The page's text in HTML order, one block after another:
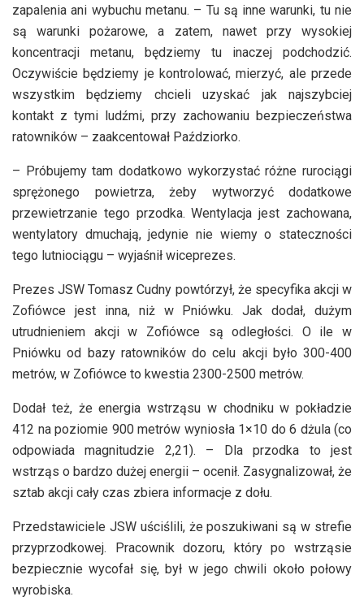
zapalenia ani wybuchu metanu. – Tu są inne warunki, tu nie
są warunki pożarowe, a zatem, nawet przy wysokiej
koncentracji metanu, będziemy tu inaczej podchodzić.
Oczywiście będziemy je kontrolować, mierzyć, ale przede
wszystkim będziemy chcieli uzyskać jak najszybciej
kontakt z tymi ludźmi, przy zachowaniu bezpieczeństwa
ratowników – zaakcentował Paździorko.
– Próbujemy tam dodatkowo wykorzystać różne rurociągi
sprężonego powietrza, żeby wytworzyć dodatkowe
przewietrzanie tego przodka. Wentylacja jest zachowana,
wentylatory dmuchają, jedynie nie wiemy o stateczności
tego lutniociągu – wyjaśnił wiceprezes.
Prezes JSW Tomasz Cudny powtórzył, że specyfika akcji w
Zofiówce jest inna, niż w Pniówku. Jak dodał, dużym
utrudnieniem akcji w Zofiówce są odległości. O ile w
Pniówku od bazy ratowników do celu akcji było 300-400
metrów, w Zofiówce to kwestia 2300-2500 metrów.
Dodał też, że energia wstrząsu w chodniku w pokładzie
412 na poziomie 900 metrów wyniosła 1×10 do 6 dżula (co
odpowiada magnitudzie 2,21). – Dla przodka to jest
wstrząs o bardzo dużej energii – ocenił. Zasygnalizował, że
sztab akcji cały czas zbiera informacje z dołu.
Przedstawiciele JSW uściślili, że poszukiwani są w strefie
przyprzodkowej. Pracownik dozoru, który po wstrząsie
bezpiecznie wycofał się, był w jego chwili około połowy
wyrobiska.